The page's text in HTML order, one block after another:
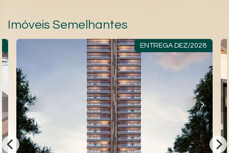
Imóveis Semelhantes
ENTREGA DEZ/2028